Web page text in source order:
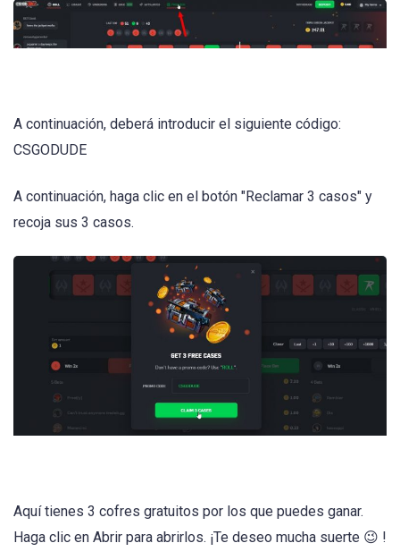
A continuación, deberá introducir el siguiente código:
CSGODUDE
A continuación, haga clic en el botón "Reclamar 3 casos" y
recoja sus 3 casos.
Aquí tienes 3 cofres gratuitos por los que puedes ganar.
Haga clic en Abrir para abrirlos. ¡Te deseo mucha suerte 😉 !